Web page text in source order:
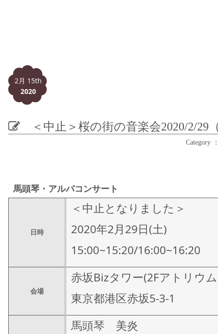
2月 15th
2020
＜中止＞桜の街の音楽会2020/2/29
Category
馬頭琴・アルパコンサート
日時
＜中止となりました＞
2020年2月29日(土)
15:00~15:20/16:00~16:20
会場
赤坂Bizタワー(2Fアトリウ
東京都港区赤坂5-3-1
馬頭琴 美炎